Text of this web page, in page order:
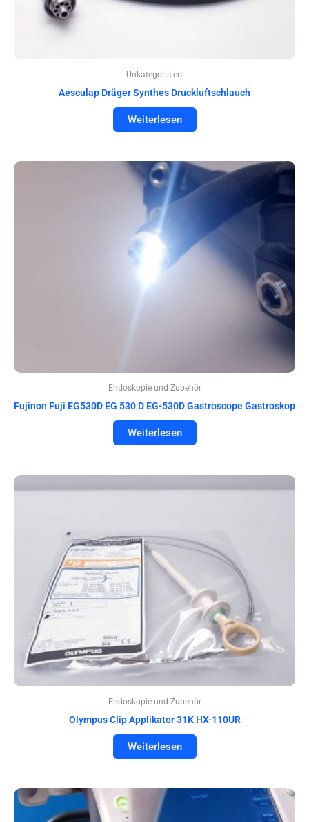
Unkategorisiert
Aesculap Dräger Synthes Druckluftschlauch
Weiterlesen
Endoskopie und Zubehör
Fujinon Fuji EG530D EG 530 D EG-530D Gastroscope Gastroskop
Weiterlesen
Endoskopie und Zubehör
Olympus Clip Applikator 31K HX-110UR
Weiterlesen